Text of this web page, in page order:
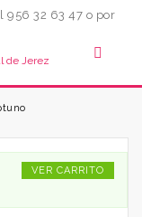
956 32 63 47 o por
VER CARRITO